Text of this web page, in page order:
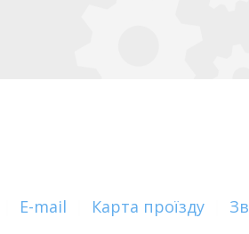
E-mail Карта проїзду